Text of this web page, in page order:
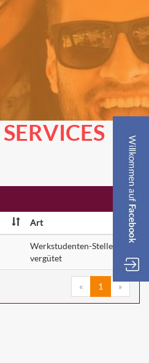
Art
Werkstudenten-Stelle
vergütet
« 1 »